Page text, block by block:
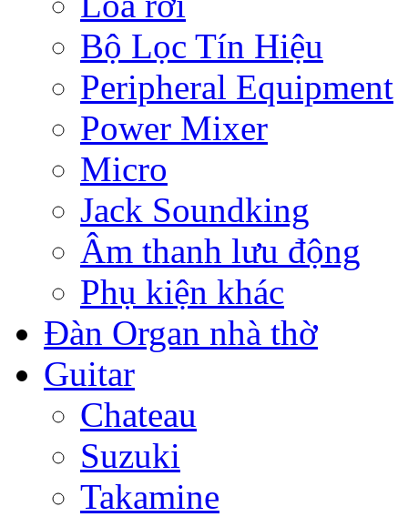
Bộ Lọc Tín Hiệu
Peripheral Equipment
Power Mixer
Micro
Jack Soundking
Âm thanh lưu động
Phụ kiện khác
Đàn Organ nhà thờ
Guitar
Chateau
Suzuki
Takamine